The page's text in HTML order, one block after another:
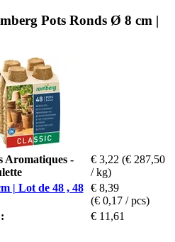
Pots Ronds Ø 8 cm |
Aromatiques -
€ 3,22 (€ 287,50
/ kg)
| Lot de 48 , 48
€ 8,39
(€ 0,17 / pcs)
€ 11,61